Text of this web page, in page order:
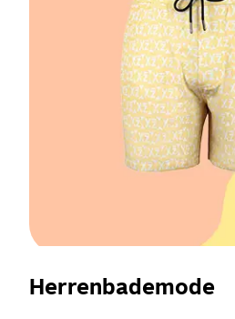
Herrenbademode